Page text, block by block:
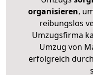
organisieren,
reibungslos
Umzugsfirma
Umzug von
erfolgreich